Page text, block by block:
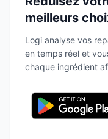
meilleurs
Logi analyse vos
en temps réel et
chaque ingrédient